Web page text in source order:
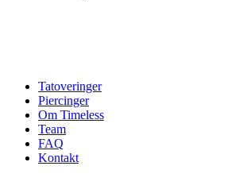
Tatoveringer
Piercinger
Om Timeless
Team
FAQ
Kontakt